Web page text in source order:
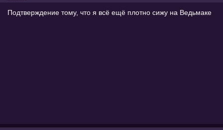
Подтверждение тому, что я всё ещё плотно сижу на Ведьмаке